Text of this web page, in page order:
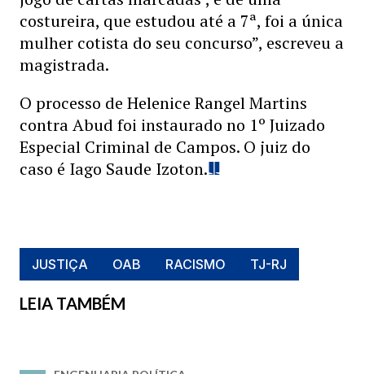
costureira, que estudou até a 7ª, foi a única
mulher cotista do seu concurso”, escreveu a
magistrada.
O processo de Helenice Rangel Martins
contra Abud foi instaurado no 1º Juizado
Especial Criminal de Campos. O juiz do
caso é Iago Saude Izoton.
JUSTIÇA OAB RACISMO TJ-RJ
LEIA TAMBÉM